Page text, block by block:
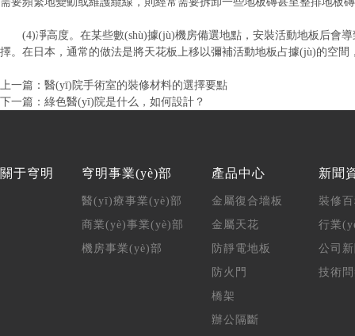
(4)凈高度。在某些數(shù)據(jù)機房備選地點，安裝活動地板后會導
擇。在日本，通常的做法是將天花板上移以彌補活動地板占據(jù)的空間
上一篇：醫(yī)院手術室的裝修材料的選擇要點
下一篇：綠色醫(yī)院是什么，如何設計？
關于穹明 穹明事業(yè)部
醫(yī)療事業(yè)部
商業(yè)事業(yè)部
機房事業(yè)部
產品中心
金屬復合墻板
金屬天花
防靜電地板
防火門
橋架
辦公隔斷
新聞
裝修
行業
公司
技術